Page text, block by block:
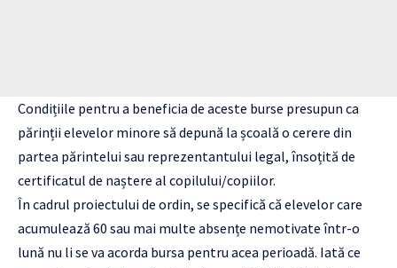
Condițiile pentru a beneficia de aceste burse presupun ca
părinții elevelor minore să depună la școală o cerere din
partea părintelui sau reprezentantului legal, însoțită de
certificatul de naștere al copilului/copiilor.
În cadrul proiectului de ordin, se specifică că elevelor care
acumulează 60 sau mai multe absențe nemotivate într-o
lună nu li se va acorda bursa pentru acea perioadă. Iată ce